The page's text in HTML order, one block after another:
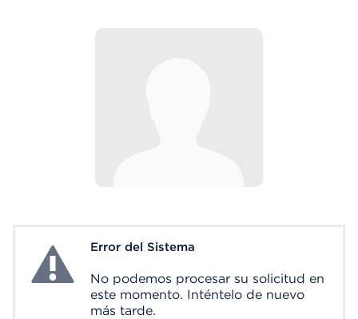
System ErrorError del Sistema
No podemos procesar su solicitud en
este momento. Inténtelo de nuevo
más tarde.